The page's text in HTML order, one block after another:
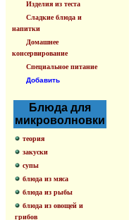
Изделия из теста
Сладкие блюда и
напитки
Домашнее
консервирование
Специальное питание
Добавить
Блюда для
микроволновки
теория
закуски
супы
блюда из мяса
блюда из рыбы
блюда из овощей и
грибов